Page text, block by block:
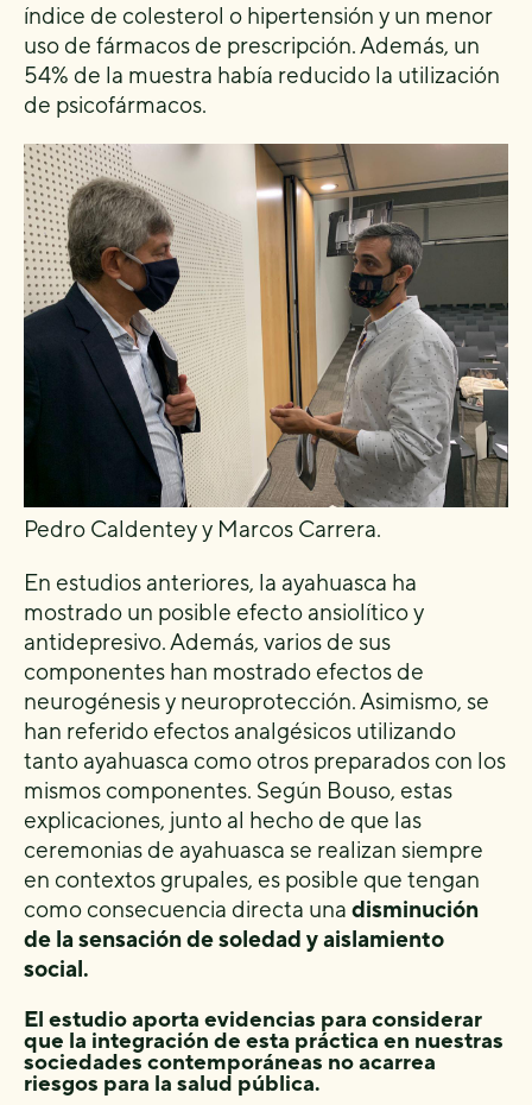
índice de colesterol o hipertensión y un menor
uso de fármacos de prescripción. Además, un
54% de la muestra había reducido la utilización
de psicofármacos.
Pedro Caldentey y Marcos Carrera.
En estudios anteriores, la ayahuasca ha
mostrado un posible efecto ansiolítico y
antidepresivo. Además, varios de sus
componentes han mostrado efectos de
neurogénesis y neuroprotección. Asimismo, se
han referido efectos analgésicos utilizando
tanto ayahuasca como otros preparados con los
mismos componentes. Según Bouso, estas
explicaciones, junto al hecho de que las
ceremonias de ayahuasca se realizan siempre
en contextos grupales, es posible que tengan
como consecuencia directa una disminución
de la sensación de soledad y aislamiento
social.
El estudio aporta evidencias para considerar
que la integración de esta práctica en nuestras
sociedades contemporáneas no acarrea
riesgos para la salud pública.